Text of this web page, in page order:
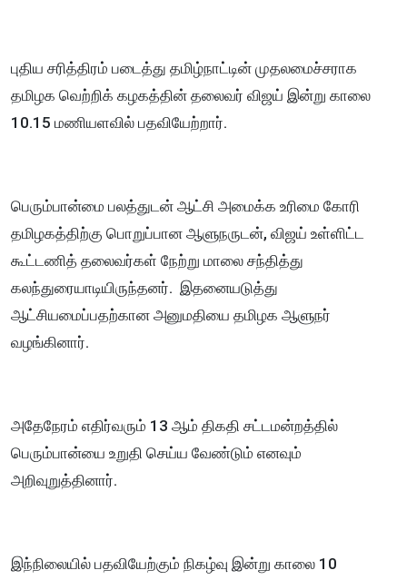
புதிய சரித்திரம் படைத்து தமிழ்நாட்டின் முதலமைச்சராக
தமிழக வெற்றிக் கழகத்தின் தலைவர் விஜய் இன்று காலை
10.15 மணியளவில் பதவியேற்றார்.
பெரும்பான்மை பலத்துடன் ஆட்சி அமைக்க உரிமை கோரி
தமிழகத்திற்கு பொறுப்பான ஆளுநருடன், விஜய் உள்ளிட்ட
கூட்டணித் தலைவர்கள் நேற்று மாலை சந்தித்து
கலந்துரையாடியிருந்தனர். இதனையடுத்து
ஆட்சியமைப்பதற்கான அனுமதியை தமிழக ஆளுநர்
வழங்கினார்.
அதேநேரம் எதிர்வரும் 13 ஆம் திகதி சட்டமன்றத்தில்
பெரும்பான்யை உறுதி செய்ய வேண்டும் எனவும்
அறிவுறுத்தினார்.
இந்நிலையில் பதவியேற்கும் நிகழ்வு இன்று காலை 10